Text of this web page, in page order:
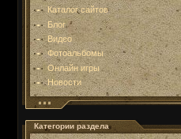
Каталог сайтов
Блог
Видео
Фотоальбомы
Онлайн игры
Новости
Категории раздела